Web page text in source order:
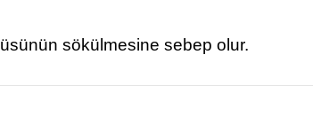
sökülmesine sebep olur.